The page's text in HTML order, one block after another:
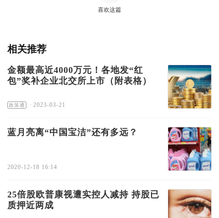
喜欢这篇
相关推荐
金额最高近4000万元！各地发“红
包”奖补企业北交所上市（附表格）
政策通 · 2023-03-21
蓝月亮离“中国宝洁”还有多远？
2020-12-18 16:14
25倍股欧普康视遭实控人减持 持股已
质押近两成